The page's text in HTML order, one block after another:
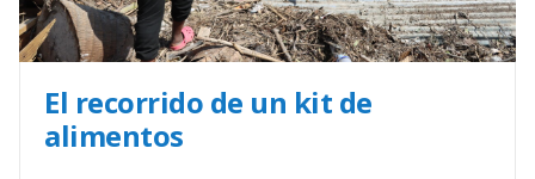
El recorrido de un kit de
alimentos